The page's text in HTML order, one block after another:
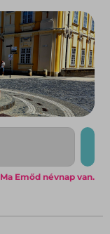
Ma Emőd névnap van.